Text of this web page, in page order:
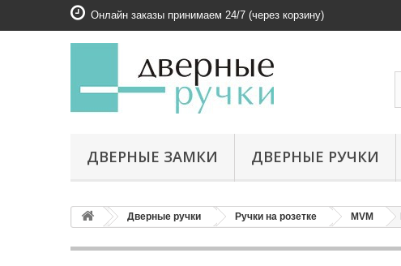
Онлайн заказы принимаем 24/7 (через корзину)
ДВЕРНЫЕ ЗАМКИ ДВЕРНЫЕ РУЧКИ
Дверные ручки Ручки на розетке MVM